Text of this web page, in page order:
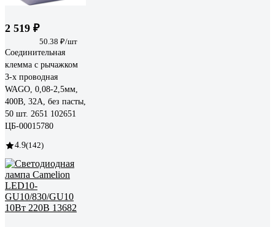
2 519 ₽
50.38 ₽/шт
Соединительная
клемма с рычажком
3-х проводная
WAGO, 0,08-2,5мм,
400В, 32А, без пасты,
50 шт. 2651 102651
ЦБ-00015780
4.9(142)